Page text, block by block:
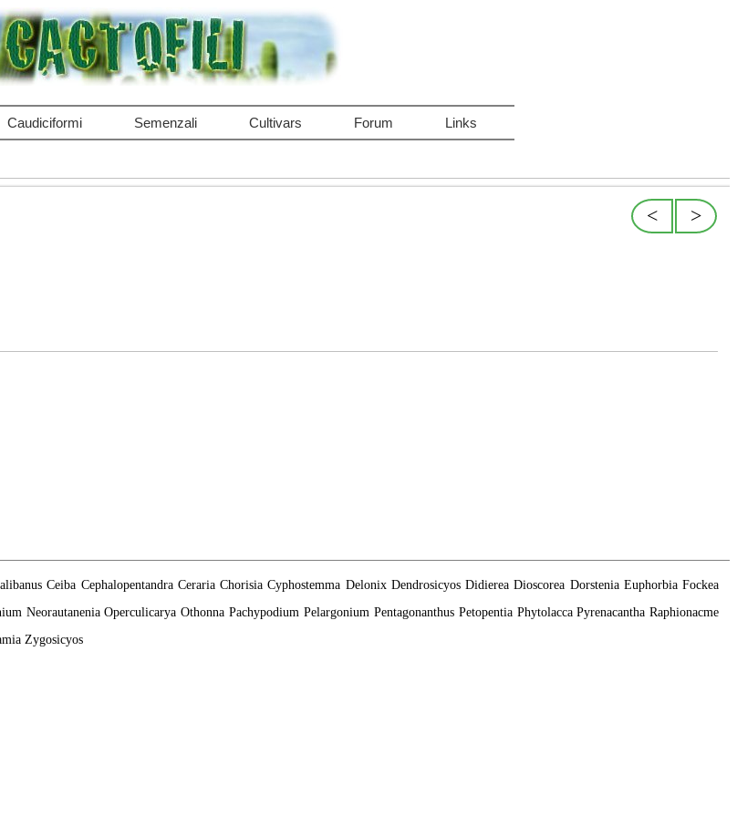
Caudiciformi Semenzali Cultivars Forum Links
>
<
Ceiba Cephalopentandra Ceraria Chorisia Cyphostemma Delonix Dendrosicyos Didierea Dioscorea Dorstenia Euphorbia Fockea
Neorautanenia Operculicarya Othonna Pachypodium Pelargonium Pentagonanthus Petopentia Phytolacca Pyrenacantha Raphionacme
Zygosicyos